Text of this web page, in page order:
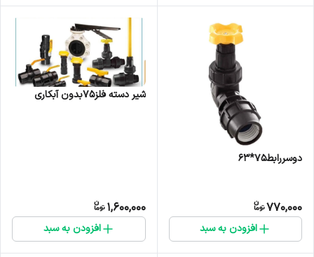
دوسررابط۷۵*۶۳
770,000
افزودن به سبد
شیر دسته فلز75بدون آبکاری
1,600,000
افزودن به سبد